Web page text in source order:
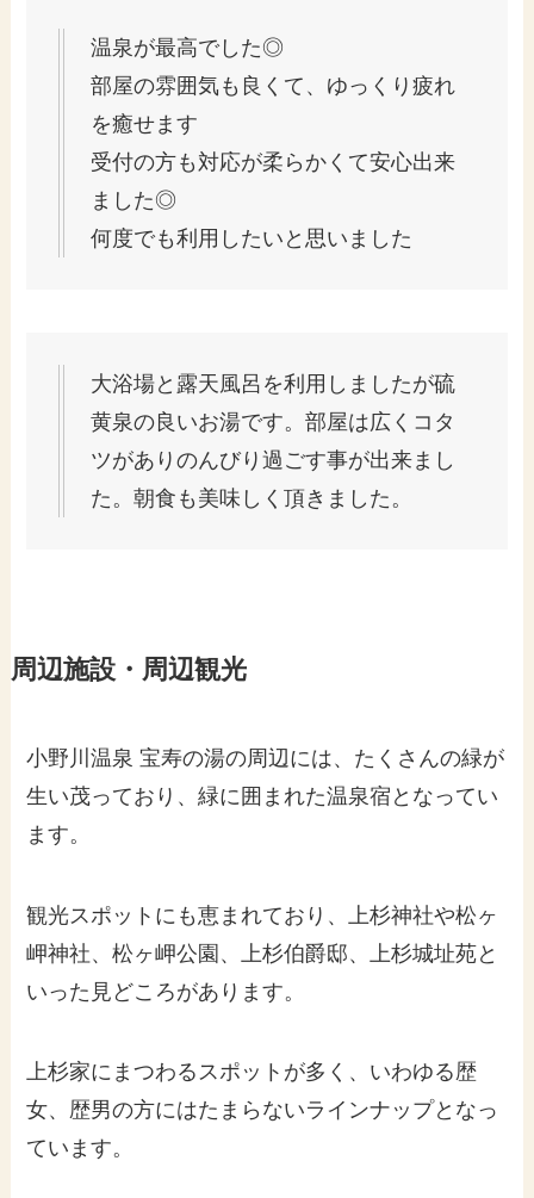
温泉が最高でした◎
部屋の雰囲気も良くて、ゆっくり疲れ
を癒せます
受付の方も対応が柔らかくて安心出来
ました◎
何度でも利用したいと思いました
大浴場と露天風呂を利用しましたが硫
黄泉の良いお湯です。部屋は広くコタ
ツがありのんびり過ごす事が出来まし
た。朝食も美味しく頂きました。
周辺施設・周辺観光
小野川温泉 宝寿の湯の周辺には、たくさんの緑が
生い茂っており、緑に囲まれた温泉宿となってい
ます。
観光スポットにも恵まれており、上杉神社や松ヶ
岬神社、松ヶ岬公園、上杉伯爵邸、上杉城址苑と
いった見どころがあります。
上杉家にまつわるスポットが多く、いわゆる歴
女、歴男の方にはたまらないラインナップとなっ
ています。